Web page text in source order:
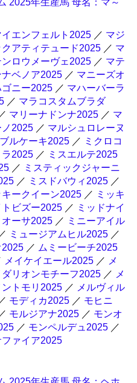
2025年生産馬 母名：マ～
イエンフェルト2025 ／ マジ
クアティテュード2025 ／ マ
ンロウメーヴェ2025 ／ マテ
ナベノア2025 ／ マニーズオ
ゴニー2025 ／ マハーバーラ
／ マラコスタムブラダ
マリーナドンナ2025 ／ マ
2025 ／ マルシュロレーヌ
ルケーキ2025 ／ ミクロコ
ラ2025 ／ ミスエルテ2025
／ ミスティックジャーニ
／ ミスドバウィ2025 ／
キークイーン2025 ／ ミッキ
トビズー2025 ／ ミッドナイ
オーサ2025 ／ ミニーアイル
ミュージアムヒル2025 ／
2025 ／ ムミービーチ2025
メイケイエール2025 ／ メ
ダリオンモチーフ2025 ／ メ
ントモリ2025 ／ メルヴィル
モディカ2025 ／ モヒニ
モルジアナ2025 ／ モンオ
／ モンペルデュ2025 ／
ァイア2025